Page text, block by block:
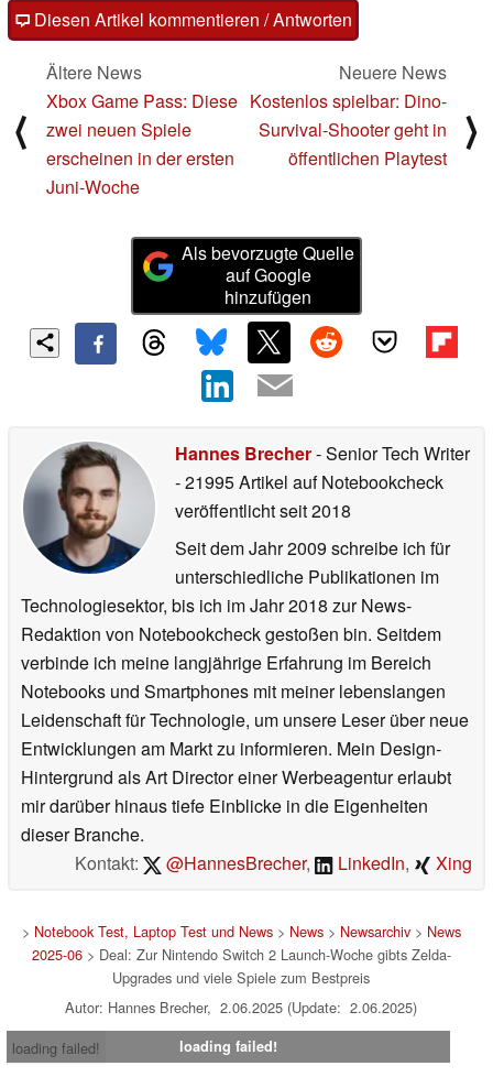
Diesen Artikel kommentieren / Antworten
⟨
Ältere News
Xbox Game Pass: Diese
zwei neuen Spiele
erscheinen in der ersten
Juni-Woche
Neuere News
Kostenlos spielbar: Dino-
Survival-Shooter geht in
öffentlichen Playtest
⟩
Als bevorzugte Quelle
auf Google
hinzufügen
Hannes Brecher- Senior Tech Writer
- 21995 Artikel auf Notebookcheck
veröffentlichtseit 2018
Seit dem Jahr 2009 schreibe ich für
unterschiedliche Publikationen im
Technologiesektor, bis ich im Jahr 2018 zur News-
Redaktion von Notebookcheck gestoßen bin. Seitdem
verbinde ich meine langjährige Erfahrung im Bereich
Notebooks und Smartphones mit meiner lebenslangen
Leidenschaft für Technologie, um unsere Leser über neue
Entwicklungen am Markt zu informieren. Mein Design-
Hintergrund als Art Director einer Werbeagentur erlaubt
mir darüber hinaus tiefe Einblicke in die Eigenheiten
dieser Branche.
Kontakt:
@HannesBrecher, LinkedIn, Xing
> Notebook Test, Laptop Test und News> News> Newsarchiv> News
2025-06> Deal: Zur Nintendo Switch 2 Launch-Woche gibts Zelda-
Upgrades und viele Spiele zum Bestpreis
Autor: Hannes Brecher, 2.06.2025 (Update: 2.06.2025)
loading failed!
loading failed!